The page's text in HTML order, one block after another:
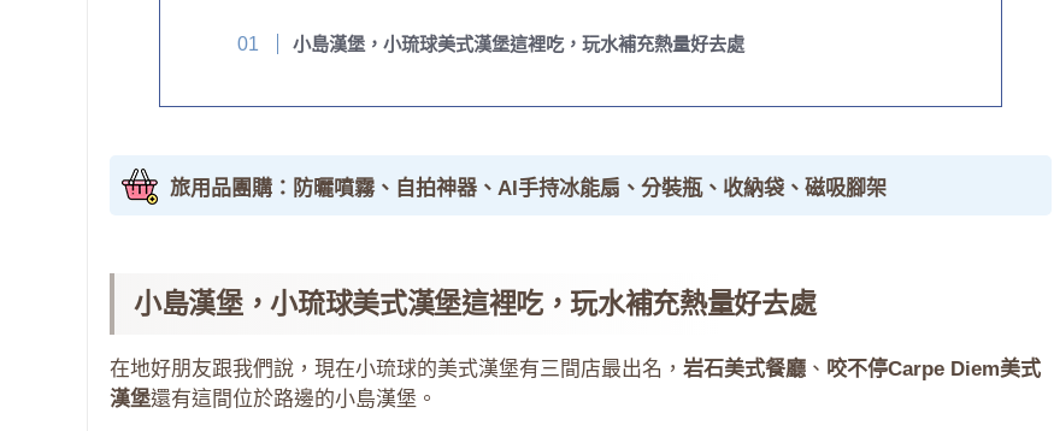
小島漢堡，小琉球美式漢堡這裡吃，玩水補充熱量好去處
旅用品團購：防曬噴霧、自拍神器、AI手持冰能扇、分裝瓶、收納袋、磁吸腳架
小島漢堡，小琉球美式漢堡這裡吃，玩水補充熱量好去處
在地好朋友跟我們說，現在小琉球的美式漢堡有三間店最出名， 岩石美式餐廳 、 咬不停Carpe Diem美式
漢堡還有這間位於路邊的小島漢堡。